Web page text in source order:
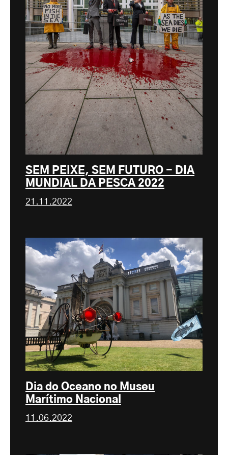
SEM PEIXE, SEM FUTURO - DIA
MUNDIAL DA PESCA 2022
21.11.2022
Dia do Oceano no Museu
Marítimo Nacional
11.06.2022